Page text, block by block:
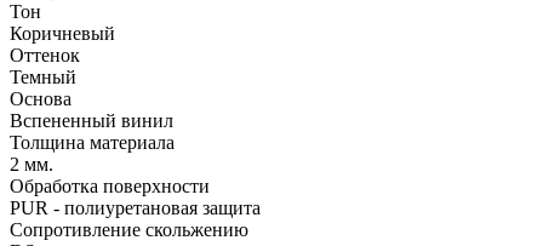
Тон
Коричневый
Оттенок
Темный
Основа
Вспененный винил
Толщина материала
2 мм.
Обработка поверхности
PUR - полиуретановая защита
Сопротивление скольжению